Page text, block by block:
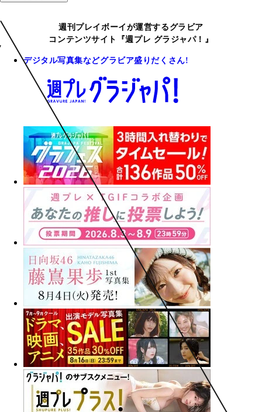
週刊プレイボーイが運営するグラビア
コンテンツサイト『週プレ グラジャパ！』
デジタル写真集などグラビア盛りだくさん!